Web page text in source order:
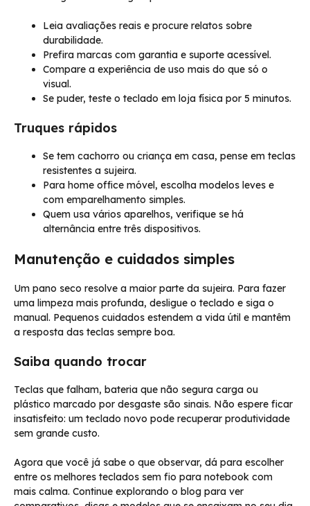
Leia avaliações reais e procure relatos sobre
durabilidade.
Prefira marcas com garantia e suporte acessível.
Compare a experiência de uso mais do que só o
visual.
Se puder, teste o teclado em loja física por 5 minutos.
Truques rápidos
Se tem cachorro ou criança em casa, pense em teclas
resistentes a sujeira.
Para home office móvel, escolha modelos leves e
com emparelhamento simples.
Quem usa vários aparelhos, verifique se há
alternância entre três dispositivos.
Manutenção e cuidados simples
Um pano seco resolve a maior parte da sujeira. Para fazer
uma limpeza mais profunda, desligue o teclado e siga o
manual. Pequenos cuidados estendem a vida útil e mantêm
a resposta das teclas sempre boa.
Saiba quando trocar
Teclas que falham, bateria que não segura carga ou
plástico marcado por desgaste são sinais. Não espere ficar
insatisfeito: um teclado novo pode recuperar produtividade
sem grande custo.
Agora que você já sabe o que observar, dá para escolher
entre os melhores teclados sem fio para notebook com
mais calma. Continue explorando o blog para ver